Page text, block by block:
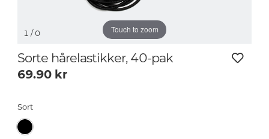
Touch to zoom
1 / 0
Sorte hårelastikker, 40-pak
69.90 kr
Sort